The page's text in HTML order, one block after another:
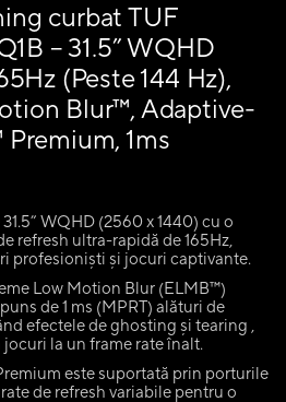
curbat TUF
– 31.5” WQHD
(Peste 144 Hz),
Blur™, Adaptive-
1ms
WQHD (2560 x 1440) cu o
refresh ultra-rapidă de 165Hz,
profesioniști și jocuri captivante.
Low Motion Blur (ELMB™)
de 1 ms (MPRT) alături de
efectele de ghosting și tearing ,
la un frame rate înalt.
este suportată prin porturile
de refresh variabile pentru o